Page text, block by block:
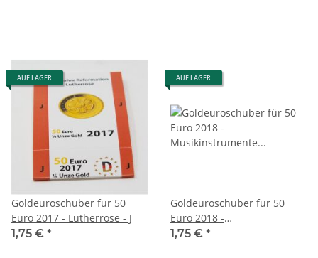
AUF LAGER
Goldeuroschuber für 50
Euro 2017 - Lutherrose - J
1,75 € *
AUF LAGER
Goldeuroschuber für 50
Euro 2018 -
Musikinstrumente -
1,75 € *